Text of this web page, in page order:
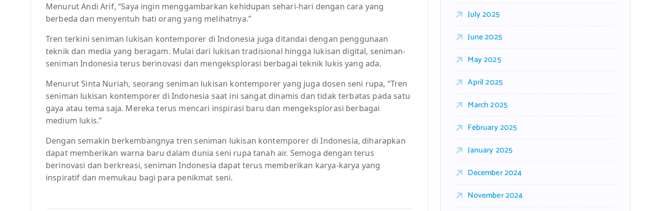
Menurut Andi Arif, “Saya ingin menggambarkan kehidupan sehari-hari dengan cara yang
berbeda dan menyentuh hati orang yang melihatnya.”
Tren terkini seniman lukisan kontemporer di Indonesia juga ditandai dengan penggunaan
teknik dan media yang beragam. Mulai dari lukisan tradisional hingga lukisan digital, seniman-
seniman Indonesia terus berinovasi dan mengeksplorasi berbagai teknik lukis yang ada.
Menurut Sinta Nuriah, seorang seniman lukisan kontemporer yang juga dosen seni rupa, “Tren
seniman lukisan kontemporer di Indonesia saat ini sangat dinamis dan tidak terbatas pada satu
gaya atau tema saja. Mereka terus mencari inspirasi baru dan mengeksplorasi berbagai
medium lukis.”
Dengan semakin berkembangnya tren seniman lukisan kontemporer di Indonesia, diharapkan
dapat memberikan warna baru dalam dunia seni rupa tanah air. Semoga dengan terus
berinovasi dan berkreasi, seniman Indonesia dapat terus memberikan karya-karya yang
inspiratif dan memukau bagi para penikmat seni.
July 2025
June 2025
May 2025
April 2025
March 2025
February 2025
January 2025
December 2024
November 2024